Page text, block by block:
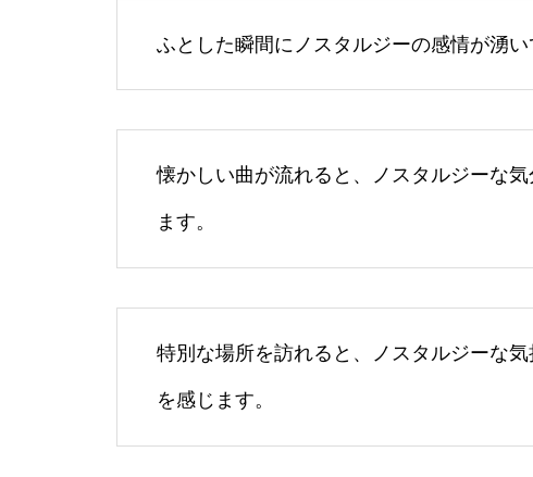
ふとした瞬間にノスタルジーの感情が湧
懐かしい曲が流れると、ノスタルジーな
ます。
特別な場所を訪れると、ノスタルジーな
を感じます。